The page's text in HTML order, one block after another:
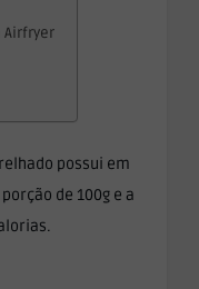
Airfryer
possui em
de 100g e a